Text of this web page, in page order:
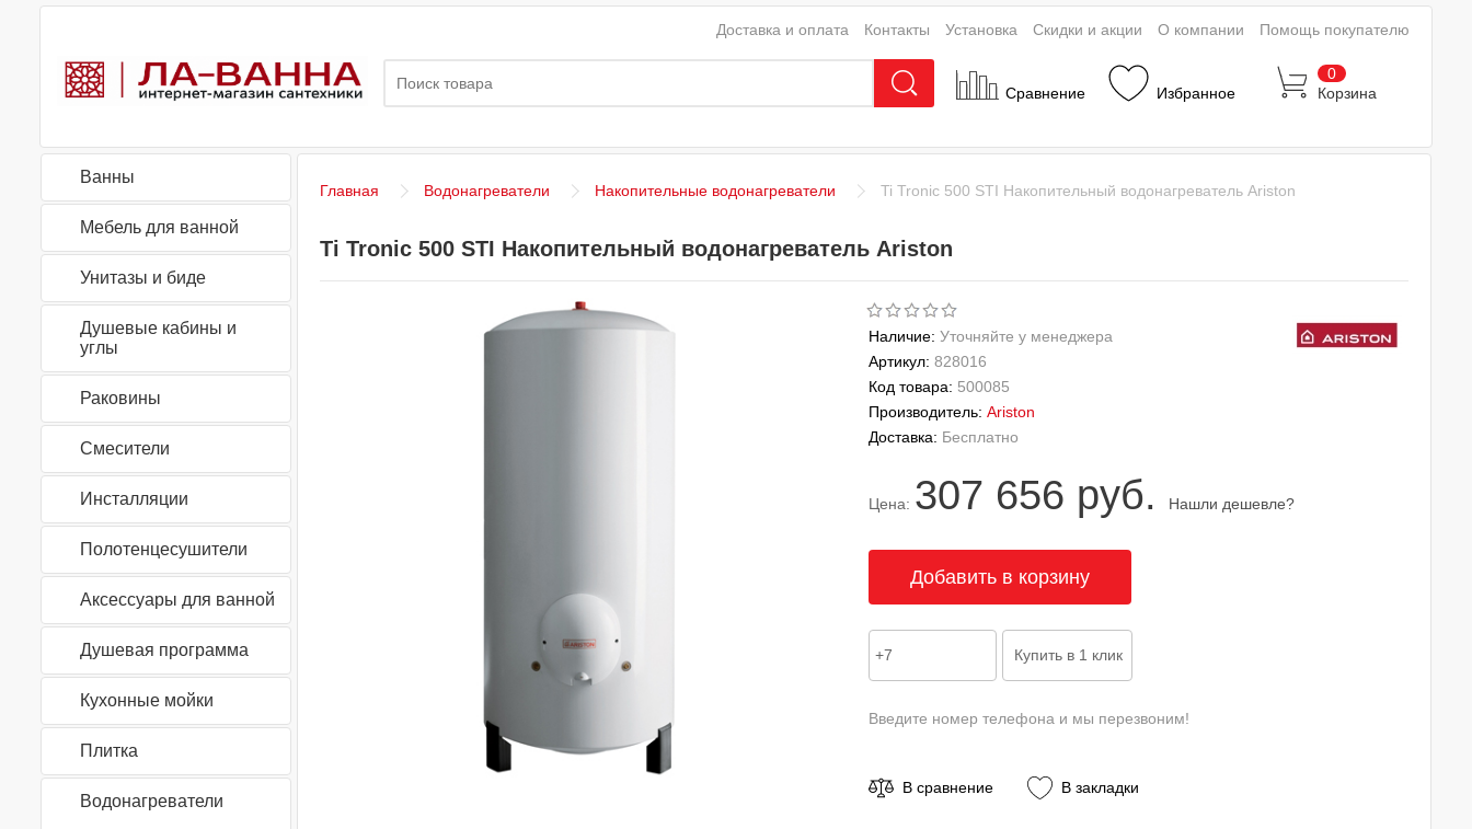
Сравнение Избранное
0
Корзина
Доставка и оплата Контакты Установка Скидки и акции О компании Помощь покупателю
Ванны
Мебель для ванной
Унитазы и биде
Душевые кабины и
углы
Раковины
Смесители
Инсталляции
Полотенцесушители
Аксессуары для ванной
Душевая программа
Кухонные мойки
Плитка
Водонагреватели
Главная Водонагреватели Накопительные водонагреватели Ti Tronic 500 STI Накопительный водонагреватель Ariston
Ti Tronic 500 STI Накопительный водонагреватель Ariston
Наличие: Уточняйте у менеджера
Артикул: 828016
Код товара: 500085
Производитель: Ariston
Доставка: Бесплатно
Цена: 307 656 руб. Нашли дешевле?
Введите номер телефона и мы перезвоним!
В сравнение В закладки